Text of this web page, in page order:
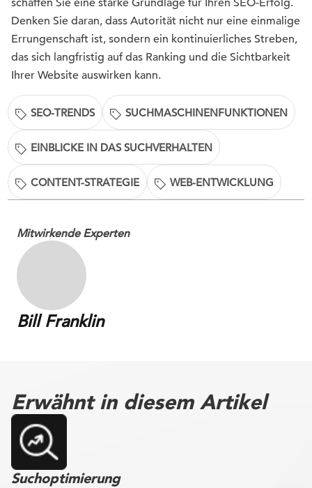
schaffen Sie eine starke Grundlage für Ihren SEO-Erfolg.
Denken Sie daran, dass Autorität nicht nur eine einmalige
Errungenschaft ist, sondern ein kontinuierliches Streben,
das sich langfristig auf das Ranking und die Sichtbarkeit
Ihrer Website auswirken kann.
SEO-TRENDS SUCHMASCHINENFUNKTIONEN
EINBLICKE IN DAS SUCHVERHALTEN
CONTENT-STRATEGIE WEB-ENTWICKLUNG
Mitwirkende Experten
Bill Franklin
Erwähnt in diesem Artikel
Suchoptimierung